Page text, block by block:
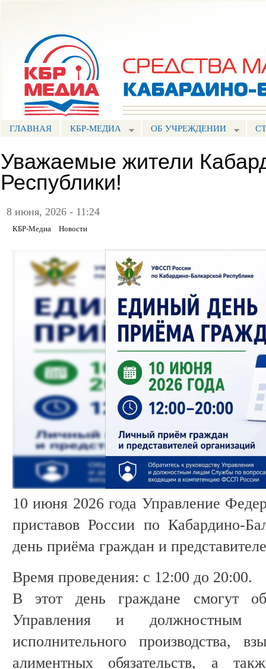
ГЛАВНАЯ КБР-МЕДИА ОБ УЧРЕЖДЕНИИ
Уважаемые жители
Республики!
8 июня, 2026 - 11:24
КБР-Медиа Новости
10 июня 2026 года Управление
приставов России по Кабардино-
день приёма граждан и
Время проведения: с 12:00 до 20:00.
В этот день граждане смогут
Управления и
исполнительного производства,
алиментных обязательств, а